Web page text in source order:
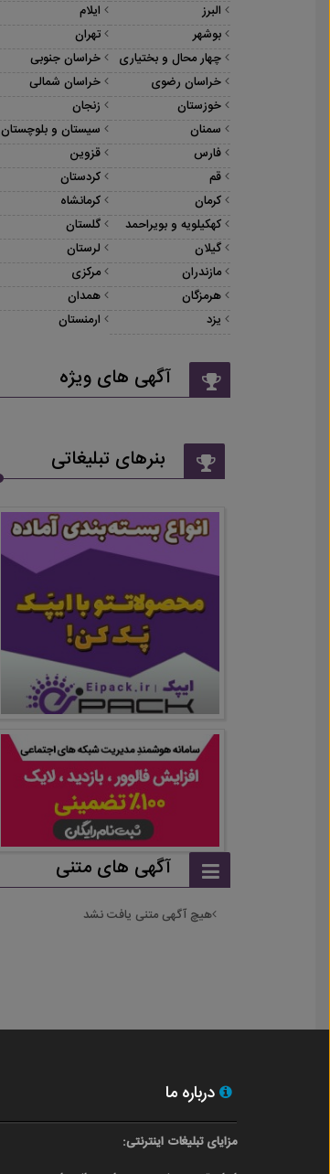
البرز
ایلام
بوشهر
تهران
چهار محال و بختیاری
خراسان جنوبی
خراسان رضوی
خراسان شمالی
خوزستان
زنجان
سمنان
سیستان و بلوچستان
فارس
قزوین
قم
کردستان
کرمان
کرمانشاه
کهکیلویه و بویراحمد
گلستان
گیلان
لرستان
مازندران
مرکزی
هرمزگان
همدان
یزد
ارمنستان
آگهی های ویژه
بنرهای تبلیغاتی
آگهی های متنی
هیچ آگهی متنی یافت نشد
درباره ما
مزایای تبلیغات اینترنتی: